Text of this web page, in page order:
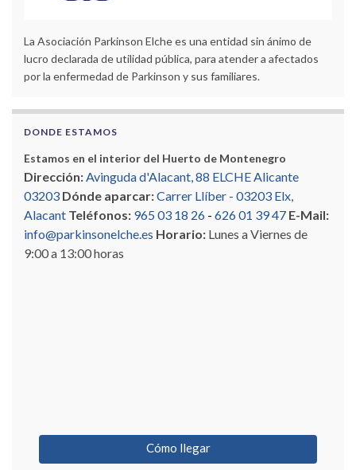
La Asociación Parkinson Elche es una entidad sin ánimo de
lucro declarada de utilidad pública, para atender a afectados
por la enfermedad de Parkinson y sus familiares.
DONDE ESTAMOS
Estamos en el interior del Huerto de Montenegro
Dirección:Avinguda d'Alacant, 88 ELCHE Alicante
03203 Dónde aparcar:Carrer Llíber - 03203 Elx,
Alacant Teléfonos: 965 03 18 26 - 626 01 39 47 E-Mail:
info@parkinsonelche.es Horario: Lunes a Viernes de
9:00 a 13:00 horas
Cómo llegar